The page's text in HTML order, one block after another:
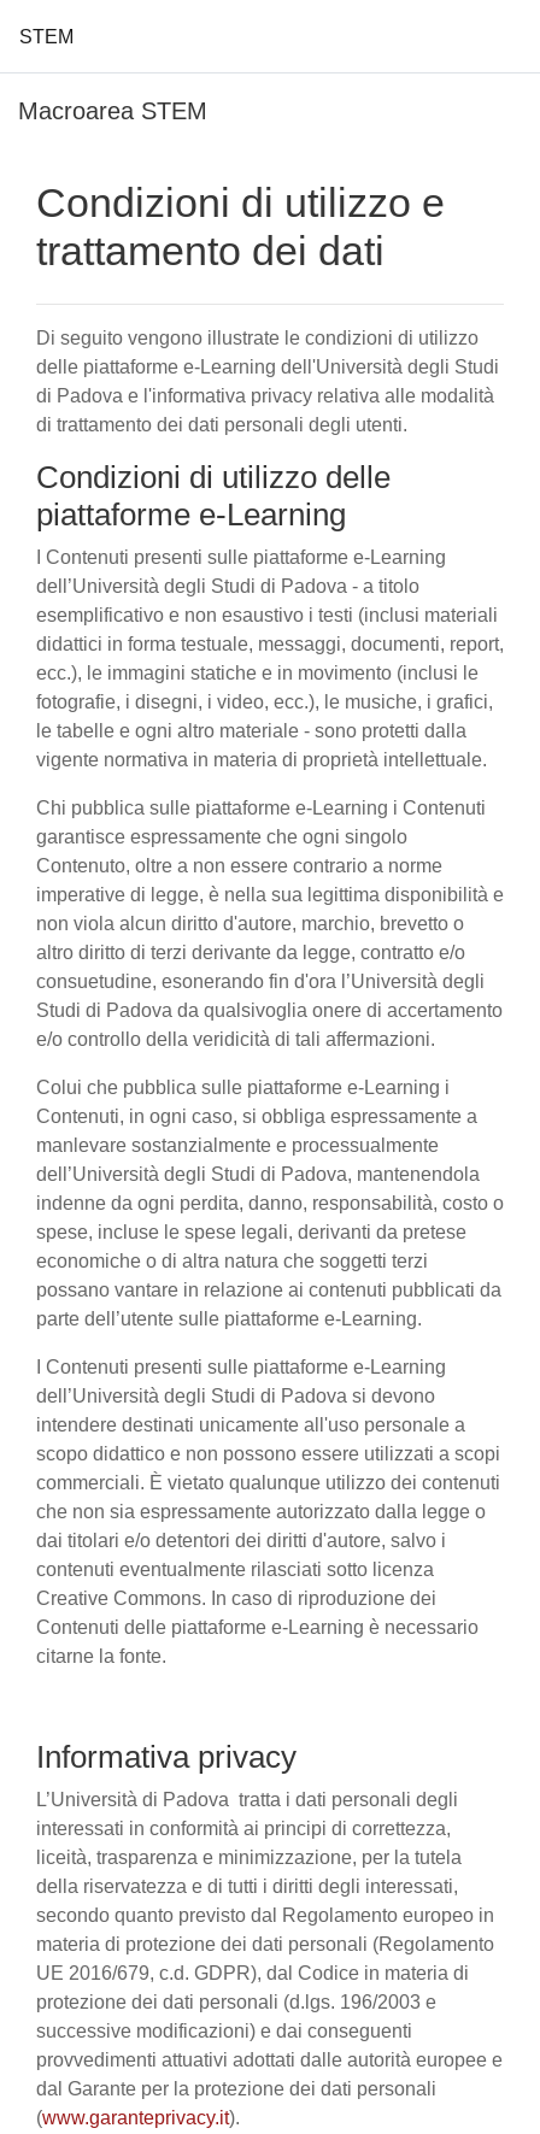
STEM
Macroarea STEM
Condizioni di utilizzo e
trattamento dei dati
Di seguito vengono illustrate le condizioni di utilizzo
delle piattaforme e-Learning dell'Università degli Studi
di Padova e l'informativa privacy relativa alle modalità
di trattamento dei dati personali degli utenti.
Condizioni di utilizzo delle
piattaforme e-Learning
I Contenuti presenti sulle piattaforme e-Learning
dell’Università degli Studi di Padova - a titolo
esemplificativo e non esaustivo i testi (inclusi materiali
didattici in forma testuale, messaggi, documenti, report,
ecc.), le immagini statiche e in movimento (inclusi le
fotografie, i disegni, i video, ecc.), le musiche, i grafici,
le tabelle e ogni altro materiale - sono protetti dalla
vigente normativa in materia di proprietà intellettuale.
Chi pubblica sulle piattaforme e-Learning i Contenuti
garantisce espressamente che ogni singolo
Contenuto, oltre a non essere contrario a norme
imperative di legge, è nella sua legittima disponibilità e
non viola alcun diritto d'autore, marchio, brevetto o
altro diritto di terzi derivante da legge, contratto e/o
consuetudine, esonerando fin d'ora l’Università degli
Studi di Padova da qualsivoglia onere di accertamento
e/o controllo della veridicità di tali affermazioni.
Colui che pubblica sulle piattaforme e-Learning i
Contenuti, in ogni caso, si obbliga espressamente a
manlevare sostanzialmente e processualmente
dell’Università degli Studi di Padova, mantenendola
indenne da ogni perdita, danno, responsabilità, costo o
spese, incluse le spese legali, derivanti da pretese
economiche o di altra natura che soggetti terzi
possano vantare in relazione ai contenuti pubblicati da
parte dell’utente sulle piattaforme e-Learning.
I Contenuti presenti sulle piattaforme e-Learning
dell’Università degli Studi di Padova si devono
intendere destinati unicamente all'uso personale a
scopo didattico e non possono essere utilizzati a scopi
commerciali. È vietato qualunque utilizzo dei contenuti
che non sia espressamente autorizzato dalla legge o
dai titolari e/o detentori dei diritti d'autore, salvo i
contenuti eventualmente rilasciati sotto licenza
Creative Commons. In caso di riproduzione dei
Contenuti delle piattaforme e-Learning è necessario
citarne la fonte.
Informativa privacy
L’Università di Padova tratta i dati personali degli
interessati in conformità ai principi di correttezza,
liceità, trasparenza e minimizzazione, per la tutela
della riservatezza e di tutti i diritti degli interessati,
secondo quanto previsto dal Regolamento europeo in
materia di protezione dei dati personali (Regolamento
UE 2016/679, c.d. GDPR), dal Codice in materia di
protezione dei dati personali (d.lgs. 196/2003 e
successive modificazioni) e dai conseguenti
provvedimenti attuativi adottati dalle autorità europee e
dal Garante per la protezione dei dati personali
(www.garanteprivacy.it).